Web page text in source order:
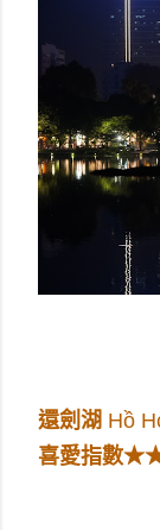
還劍湖 Hồ
喜愛指數